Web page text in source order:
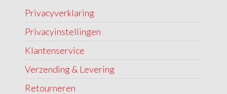
Privacyverklaring
Privacyinstellingen
Klantenservice
Verzending & Levering
Retourneren